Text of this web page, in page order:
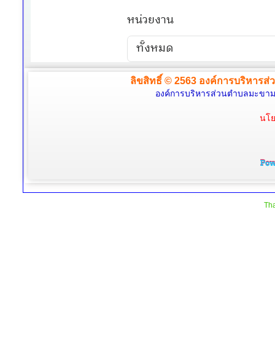
ลิขสิทธิ์ © 2563 องค์การบริหาร
องค์การบริหารส่วนตำบลมะขา
นโ